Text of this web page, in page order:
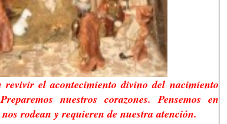
el acontecimiento divino del nacimiento
nuestros corazones. Pensemos en
rodean y requieren de nuestra atención.